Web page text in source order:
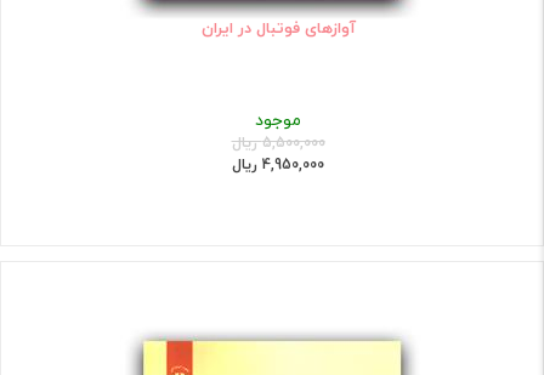
آوازهای فوتبال در ایران
موجود
5,500,000 ریال
4,950,000 ریال